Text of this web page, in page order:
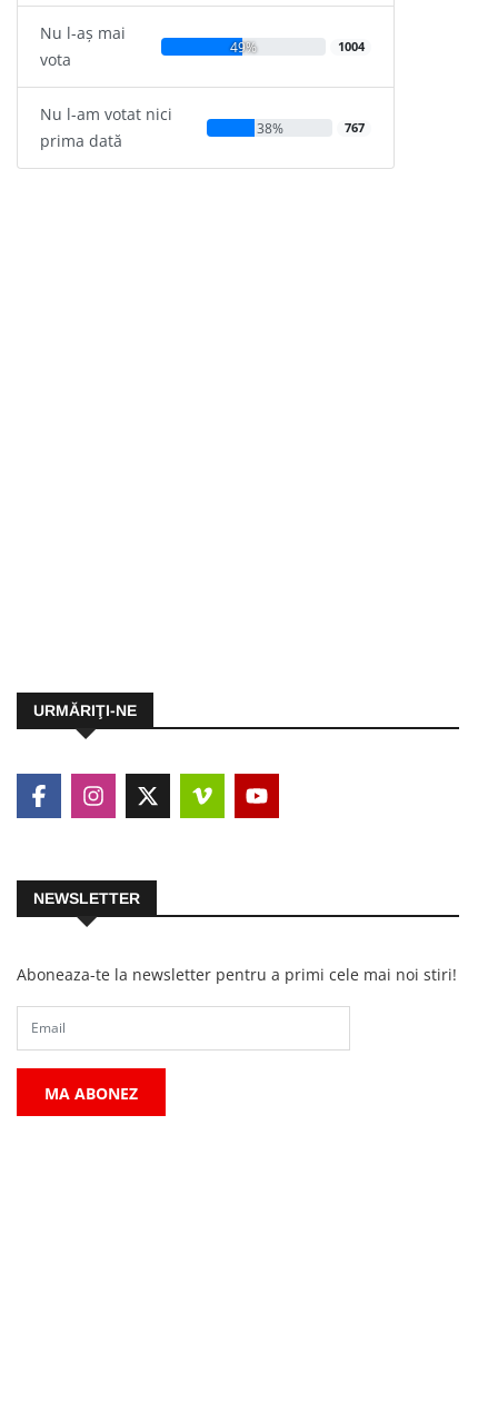
Nu l-aș mai
vota
49% 1004
Nu l-am votat nici
prima dată
38% 767
URMĂRIŢI-NE
NEWSLETTER
Aboneaza-te la newsletter pentru a primi cele mai noi stiri!
MA ABONEZ